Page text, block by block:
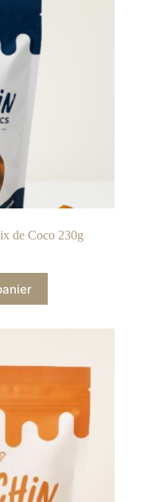
de Coco 230g